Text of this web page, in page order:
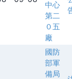
中心
第二
０五
廠
國防
部軍
備局